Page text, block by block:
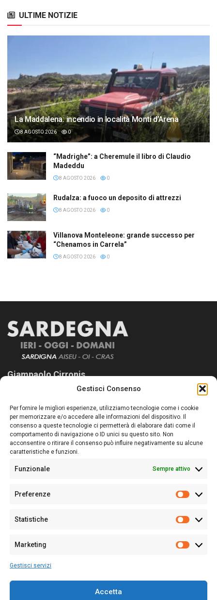
Gestisci Consenso
Per fornire le migliori esperienze, utilizziamo tecnologie come i cookie
per memorizzare e/o accedere alle informazioni del dispositivo. Il
consenso a queste tecnologie ci permetterà di elaborare dati come il
comportamento di navigazione o ID unici su questo sito. Non
acconsentire o ritirare il consenso può influire negativamente su alcune
caratteristiche e funzioni.
Funzionale Sempre attivo
Preferenze
Statistiche
Marketing
Gestisci servizi
Accetta
ULTIME NOTIZIE
La Maddalena: incendio in località Monti d’Arena
8 AGOSTO 2026 0
“Madrighe”: a Cheremule il libro di Claudio
Madeddu
8 AGOSTO 2026 0
Rudalza: a fuoco un deposito di attrezzi
8 AGOSTO 2026 0
Villanova Monteleone: grande successo per
“Chenamos in Carrela”
8 AGOSTO 2026 0
Giampaolo Cirronis
Sardegna Ieri-Oggi-Domani nasce per informare “liberamente” i
lettori su quanto accade in Sardegna, con un occhio rivolto al
nostro passato e, soprattutto, al nostro futuro
Follow Us
Sede:Via Cristoforo Colombo 09013 Carbonia
Partita IVA02270380922
128/2020 del 10/02/2020
Per la Pubblicità: